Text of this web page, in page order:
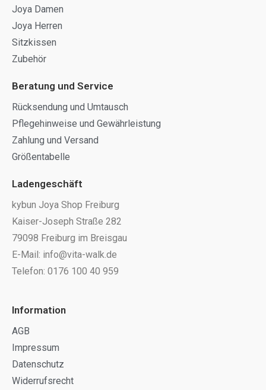
Joya Damen
Joya Herren
Sitzkissen
Zubehör
Beratung und Service
Rücksendung und Umtausch
Pflegehinweise und Gewährleistung
Zahlung und Versand
Größentabelle
Ladengeschäft
kybun Joya Shop Freiburg
Kaiser-Joseph Straße 282
79098 Freiburg im Breisgau
E-Mail: info@vita-walk.de
Telefon: 0176 100 40 959
Information
AGB
Impressum
Datenschutz
Widerrufsrecht